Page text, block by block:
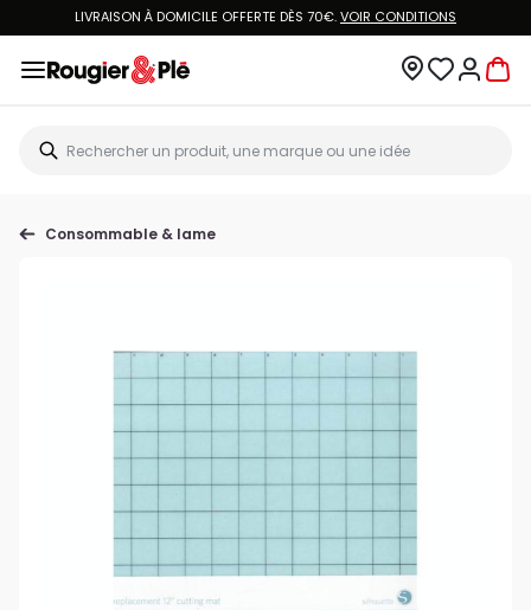
LIVRAISON À DOMICILE OFFERTE DÈS 70€.VOIR CONDITIONS
Consommable & lame